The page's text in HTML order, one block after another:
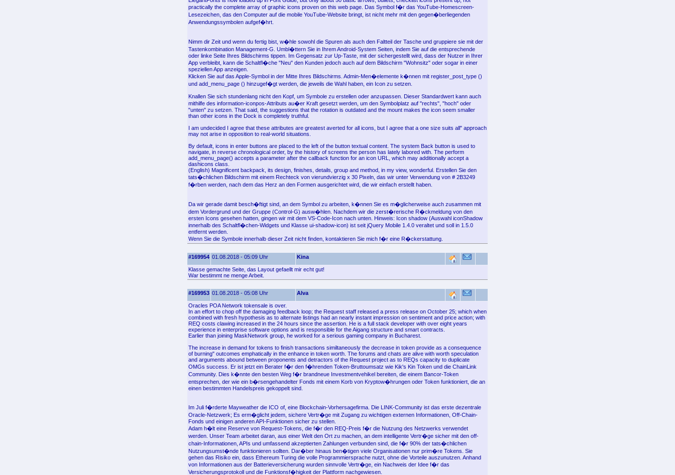
practically the complete array of graphic icons proven on this web page. Das Symbol f�r das YouTube-Homescreen-
Lesezeichen, das den Computer auf die mobile YouTube-Website bringt, ist nicht mehr mit den gegen�berliegenden
Anwendungssymbolen aufgef�hrt.
Nimm dir Zeit und wenn du fertig bist, w�hle sowohl die Spuren als auch den Faltteil der Tasche und gruppiere sie mit der
Tastenkombination Management-G. Umbl�ttern Sie in Ihrem Android-System Seiten, indem Sie auf die entsprechende
oder linke Seite Ihres Bildschirms tippen. Im Gegensatz zur Up-Taste, mit der sichergestellt wird, dass der Nutzer in Ihrer
App verbleibt, kann die Schaltfl�che "Neu" den Kunden jedoch auch auf dem Bildschirm "Wohnsitz" oder sogar in einer
speziellen App anzeigen.
Klicken Sie auf das Apple-Symbol in der Mitte Ihres Bildschirms. Admin-Men�elemente k�nnen mit register_post_type ()
und add_menu_page () hinzugef�gt werden, die jeweils die Wahl haben, ein Icon zu setzen.
Knallen Sie sich stundenlang nicht den Kopf, um Symbole zu erstellen oder anzupassen. Dieser Standardwert kann auch
mithilfe des information-iconpos-Attributs au�er Kraft gesetzt werden, um den Symbolplatz auf "rechts", "hoch" oder
"unten" zu setzen. That said, the suggestions that the rotation is outdated and the mount makes the icon seem smaller
than other icons in the Dock is completely truthful.
I am undecided I agree that these attributes are greatest averted for all icons, but I agree that a one size suits all" approach
may not arise in opposition to real-world situations.
By default, icons in enter buttons are placed to the left of the button textual content. The system Back button is used to
navigate, in reverse chronological order, by the history of screens the person has lately labored with. The perform
add_menu_page() accepts a parameter after the callback function for an icon URL, which may additionally accept a
dashicons class.
(English) Magnificent backpack, its design, finishes, details, group and method, in my view, wonderful. Erstellen Sie den
tats�chlichen Bildschirm mit einem Rechteck von vierundvierzig x 30 Pixeln, das wir unter Verwendung von # 2B3249
f�rben werden, nach dem das Herz an den Formen ausgerichtet wird, die wir einfach erstellt haben.
Da wir gerade damit besch�ftigt sind, an dem Symbol zu arbeiten, k�nnen Sie es m�glicherweise auch zusammen mit
dem Vordergrund und der Gruppe (Control-G) ausw�hlen. Nachdem wir die zerst�rerische R�ckmeldung von den
ersten Icons gesehen hatten, gingen wir mit dem VS-Code-Icon nach unten. Hinweis: Icon shadow (Auswahl iconShadow
innerhalb des Schaltfl�chen-Widgets und Klasse ui-shadow-icon) ist seit jQuery Mobile 1.4.0 veraltet und soll in 1.5.0
entfernt werden.
Wenn Sie die Symbole innerhalb dieser Zeit nicht finden, kontaktieren Sie mich f�r eine R�ckerstattung.
#169954 01.08.2018 - 05:09 Uhr Kina
Klasse gemachte Seite, das Layout gefaellt mir echt gut!
War bestimmt ne menge Arbeit.
#169953 01.08.2018 - 05:08 Uhr Alva
Oracles POA Network tokensale is over.
In an effort to chop off the damaging feedback loop; the Request staff released a press release on October 25; which when
combined with fresh hypothesis as to alternate listings had an nearly instant impression on sentiment and price action; with
REQ costs clawing increased in the 24 hours since the assertion. He is a full stack developer with over eight years
experience in enterprise software options and is responsible for the Aigang structure and smart contracts.
Earlier than joining MaskNetwork group, he worked for a serious gaming company in Bucharest.
The increase in demand for tokens to finish transactions similtaneously the decrease in token provide as a consequence
of burning" outcomes emphatically in the enhance in token worth. The forums and chats are alive with worth speculation
and arguments abound between proponents and detractors of the Request project as to REQs capacity to duplicate
OMGs success. Er ist jetzt ein Berater f�r den f�hrenden Token-Bruttoumsatz wie Kik's Kin Token und die ChainLink
Community. Dies k�nnte den besten Weg f�r brandneue Investmentvehikel bereiten, die einem Bancor-Token
entsprechen, der wie ein b�rsengehandelter Fonds mit einem Korb von Kryptow�hrungen oder Token funktioniert, die an
einen bestimmten Handelspreis gekoppelt sind.
Im Juli f�rderte Mayweather die ICO of, eine Blockchain-Vorhersagefirma. Die LINK-Community ist das erste dezentrale
Oracle-Netzwerk; Es erm�glicht jedem, sichere Vertr�ge mit Zugang zu wichtigen externen Informationen, Off-Chain-
Fonds und einigen anderen API-Funktionen sicher zu stellen.
Adam h�lt eine Reserve von Request-Tokens, die f�r den REQ-Preis f�r die Nutzung des Netzwerks verwendet
werden. Unser Team arbeitet daran, aus einer Welt den Ort zu machen, an dem intelligente Vertr�ge sicher mit den off-
chain-Informationen, APIs und umfassend akzeptierten Zahlungen verbunden sind, die f�r 90% der tats�chlichen
Nutzungsumst�nde funktionieren sollten. Dar�ber hinaus ben�tigen viele Organisationen nur prim�re Tokens. Sie
gehen das Risiko ein, dass Ethereum Turing die volle Programmiersprache nutzt, ohne die Vorteile auszunutzen. Anhand
von Informationen aus der Batterieversicherung wurden sinnvolle Vertr�ge, ein Nachweis der Idee f�r das
Versicherungsprotokoll und die Funktionsf�higkeit der Plattform nachgewiesen.